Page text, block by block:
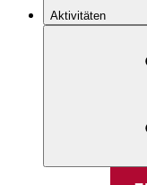
Aktivitäten